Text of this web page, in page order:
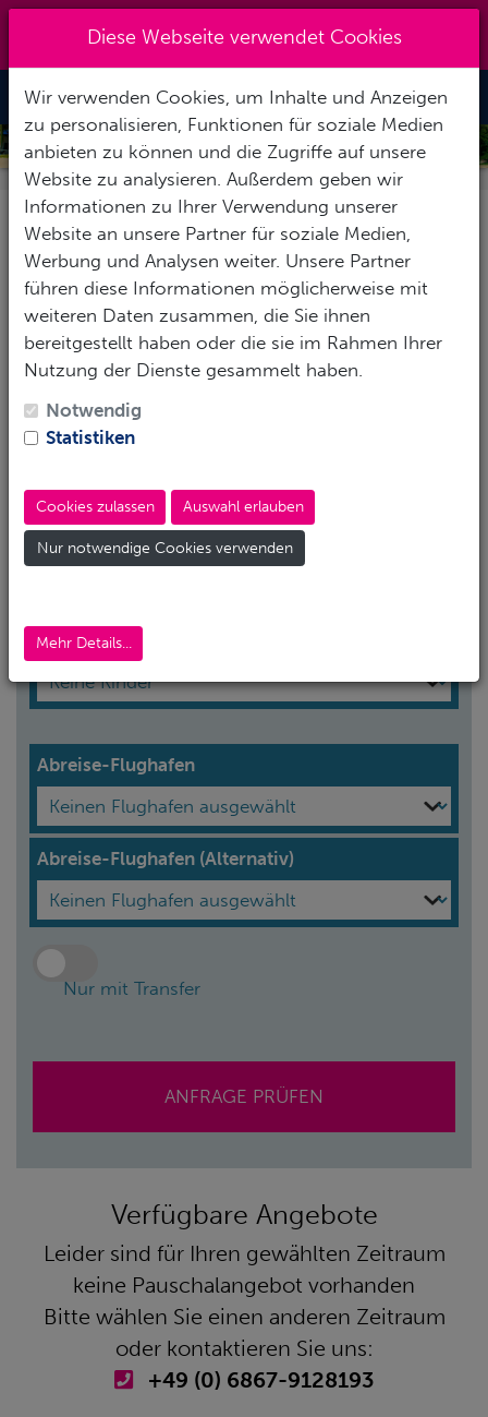
info@abenteuertauchen.de
Toggle
VILLAS PICALU STUDIOS & SUITES
Pauschalreise Nur Hotel
Ihre Reisedaten:
Anreise:*
Abreise:*
Erwachsene*
Kinder
Abreise-Flughafen
Abreise-Flughafen (Alternativ)
Nur mit Transfer
ANFRAGE PRÜFEN
Verfügbare Angebote
Leider sind für Ihren gewählten Zeitraum
keine Pauschalangebot vorhanden
Bitte wählen Sie einen anderen Zeitraum
oder kontaktieren Sie uns:
+49 (0) 6867-9128193
Diese Webseite verwendet Cookies
Wir verwenden Cookies, um Inhalte und Anzeigen
zu personalisieren, Funktionen für soziale Medien
anbieten zu können und die Zugriffe auf unsere
Website zu analysieren. Außerdem geben wir
Informationen zu Ihrer Verwendung unserer
Website an unsere Partner für soziale Medien,
Werbung und Analysen weiter. Unsere Partner
führen diese Informationen möglicherweise mit
weiteren Daten zusammen, die Sie ihnen
bereitgestellt haben oder die sie im Rahmen Ihrer
Nutzung der Dienste gesammelt haben.
Notwendig
Statistiken
Cookies zulassen Auswahl erlauben
Nur notwendige Cookies verwenden
Mehr Details...